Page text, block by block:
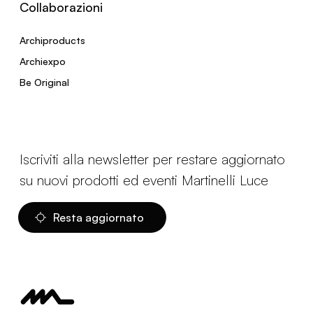
Collaborazioni
Archiproducts
Archiexpo
Be Original
Iscriviti alla newsletter per restare aggiornato
su nuovi prodotti ed eventi Martinelli Luce
Resta aggiornato